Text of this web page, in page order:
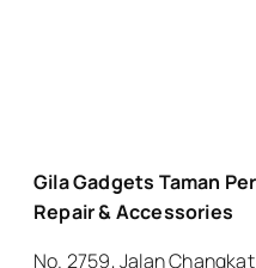
Gila Gadgets Taman
Repair & Accessories
No. 2759, Jalan